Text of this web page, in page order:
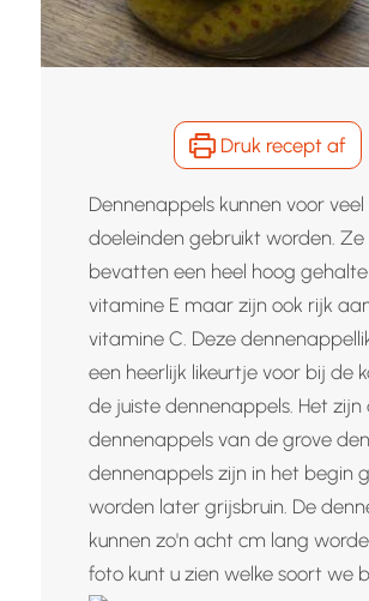
Druk recept af
Dennenappels kunnen voor veel
doeleinden gebruikt worden. Ze
bevatten een heel hoog
vitamine E maar zijn ook rijk
vitamine C. Deze
een heerlijk likeurtje voor bij de
de juiste dennenappels. Het zijn
dennenappels van de grove
dennenappels zijn in het begin
worden later grijsbruin. De
kunnen zo'n acht cm lang
foto kunt u zien welke soort we